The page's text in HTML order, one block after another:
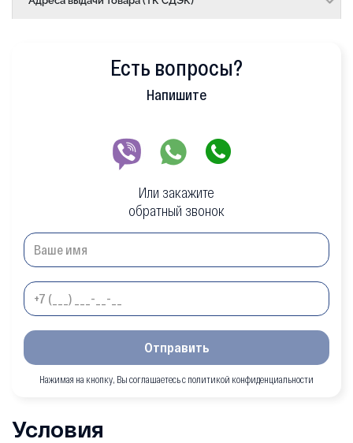
Есть вопросы?
Напишите
Или закажите
обратный звонок
Отправить
Нажимая на кнопку, Вы соглашаетесь с политикой конфиденциальности
Условия